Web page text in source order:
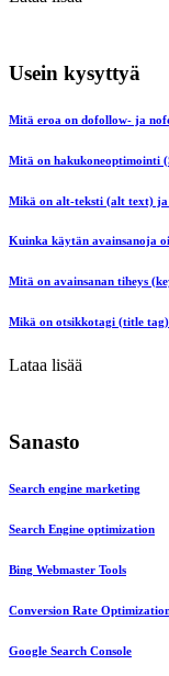
Usein kysyttyä
Mitä eroa on dofollow- ja
Mitä on hakukoneoptimointi
Mikä on alt-teksti (alt text) ja
Kuinka käytän avainsanoja
Mitä on avainsanan tiheys
Mikä on otsikkotagi (title
Lataa lisää
Sanasto
Search engine marketing
Search Engine optimization
Bing Webmaster Tools
Conversion Rate
Google Search Console